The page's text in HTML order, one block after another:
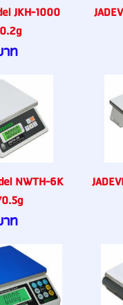
JKH-1000
ท
NWTH-6K
ท